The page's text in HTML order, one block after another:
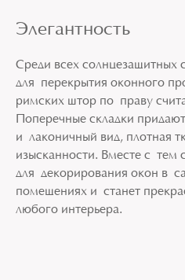
Элегантность
Среди всех солнцезащитных
для перекрытия оконного
римских штор по праву
Поперечные складки
и лаконичный вид, плотная
изысканности. Вместе с тем
для декорирования окон в
помещениях и станет
любого интерьера.